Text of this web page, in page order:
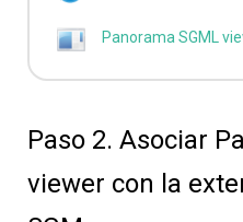
Panorama SGML
Paso 2. Asociar
viewer con la